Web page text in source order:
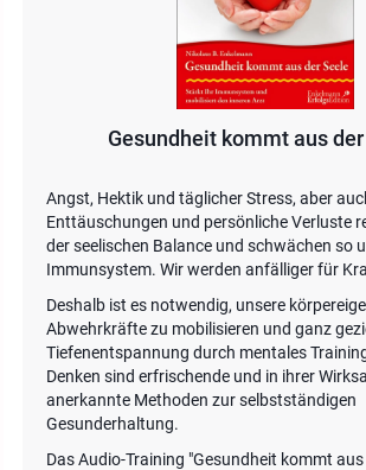
Gesundheit kommt aus
Angst, Hektik und täglicher Stress, aber
Enttäuschungen und persönliche Verluste
der seelischen Balance und schwächen so
Immunsystem. Wir werden anfälliger für
Deshalb ist es notwendig, unsere
Abwehrkräfte zu mobilisieren und ganz
Tiefenentspannung durch mentales
Denken sind erfrischende und in ihrer
anerkannte Methoden zur selbstständigen
Gesunderhaltung.
Das Audio-Training "Gesundheit kommt aus